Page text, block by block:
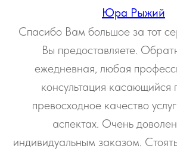
Юра Рыжий
Спасибо Вам большое за тот
Вы предоставляете.
ежедневная, любая
консультация касающийся
превосходное качество
аспектах. Очень
индивидуальным заказом.